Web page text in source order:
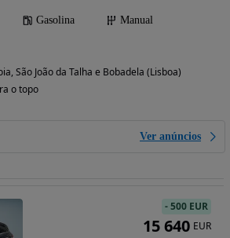
Gasolina
Manual
São João da Talha e Bobadela (Lisboa)
o topo
Ver anúncios
-500 EUR
15 640 EUR